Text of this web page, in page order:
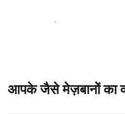
आज ही नए मेहमानों तक पहुंचें
आपके जैसे मेज़बानों का